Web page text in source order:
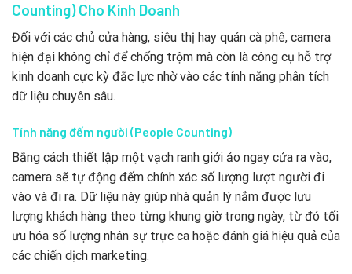
Counting) Cho Kinh Doanh
Đối với các chủ cửa hàng, siêu thị hay quán cà phê, camera
hiện đại không chỉ để chống trộm mà còn là công cụ hỗ trợ
kinh doanh cực kỳ đắc lực nhờ vào các tính năng phân tích
dữ liệu chuyên sâu.
Tính năng đếm người (People Counting)
Bằng cách thiết lập một vạch ranh giới ảo ngay cửa ra vào,
camera sẽ tự động đếm chính xác số lượng lượt người đi
vào và đi ra. Dữ liệu này giúp nhà quản lý nắm được lưu
lượng khách hàng theo từng khung giờ trong ngày, từ đó tối
ưu hóa số lượng nhân sự trực ca hoặc đánh giá hiệu quả của
các chiến dịch marketing.